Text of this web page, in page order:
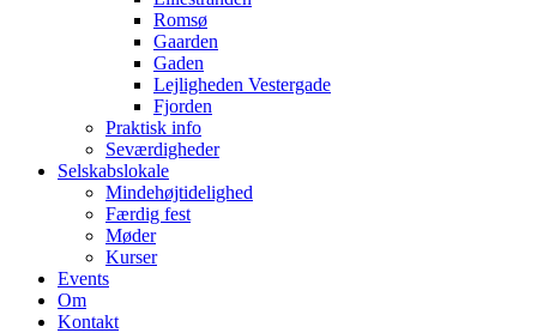
Romsø
Gaarden
Gaden
Lejligheden Vestergade
Fjorden
Praktisk info
Seværdigheder
Selskabslokale
Mindehøjtidelighed
Færdig fest
Møder
Kurser
Events
Om
Kontakt